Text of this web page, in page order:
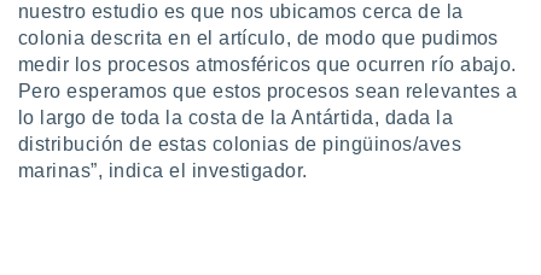
nuestro estudio es que nos ubicamos cerca de la
colonia descrita en el artículo, de modo que pudimos
medir los procesos atmosféricos que ocurren río abajo.
Pero esperamos que estos procesos sean relevantes a
lo largo de toda la costa de la Antártida, dada la
distribución de estas colonias de pingüinos/aves
marinas”, indica el investigador.